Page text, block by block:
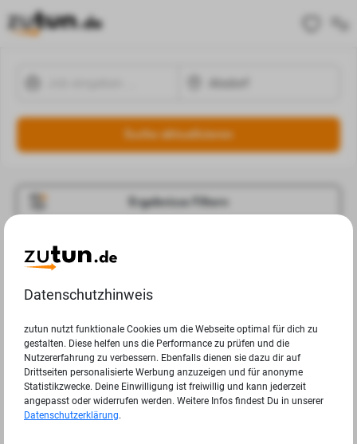
Suche aktualisieren
Ergebnisse Filtern
Jobangebote
Ergebnisse.
Datenschutzhinweis
zutun nutzt funktionale Cookies um die Webseite optimal für dich zu
gestalten. Diese helfen uns die Performance zu prüfen und die
Nutzererfahrung zu verbessern. Ebenfalls dienen sie dazu dir auf
Drittseiten personalisierte Werbung anzuzeigen und für anonyme
Statistikzwecke. Deine Einwilligung ist freiwillig und kann jederzeit
angepasst oder widerrufen werden. Weitere Infos findest Du in unserer
Datenschutzerklärung.